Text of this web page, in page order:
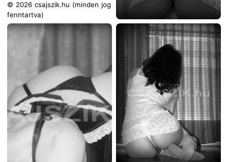
© 2026 csajszik.hu (minden jog
fenntartva)
Alma szexpartner +36 70
355 9444
© 2026 csajszik.hu (minden jog
fenntartva)